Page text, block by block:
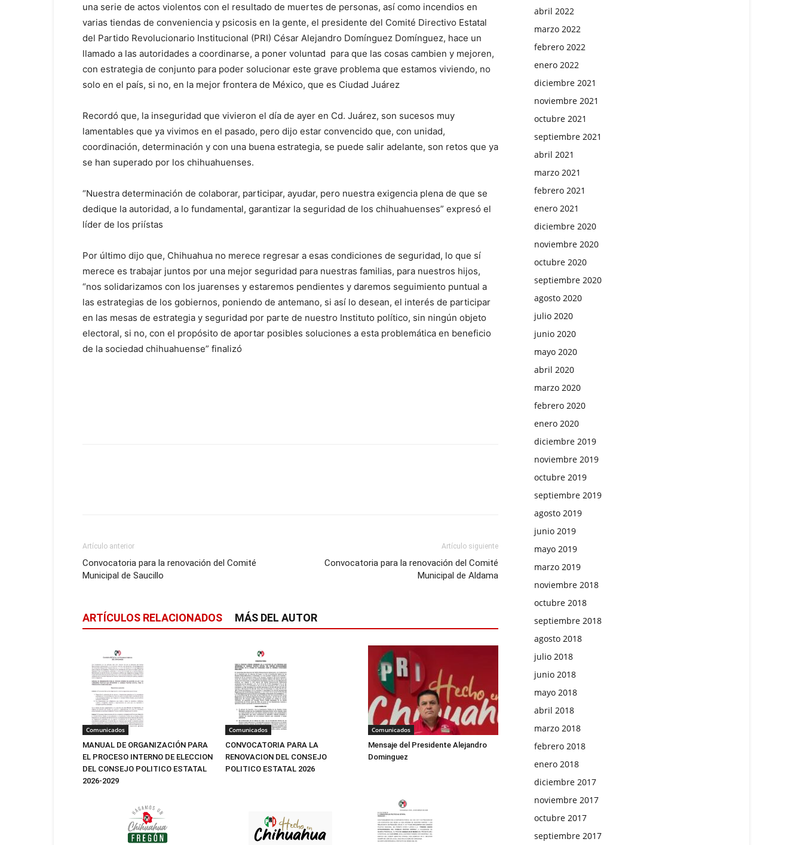
una serie de actos violentos con el resultado de muertes de personas, así como incendios en
varias tiendas de conveniencia y psicosis en la gente, el presidente del Comité Directivo Estatal
del Partido Revolucionario Institucional (PRI) César Alejandro Domínguez Domínguez, hace un
llamado a las autoridades a coordinarse, a poner voluntad para que las cosas cambien y mejoren,
con estrategia de conjunto para poder solucionar este grave problema que estamos viviendo, no
solo en el país, si no, en la mejor frontera de México, que es Ciudad Juárez
Recordó que, la inseguridad que vivieron el día de ayer en Cd. Juárez, son sucesos muy
lamentables que ya vivimos en el pasado, pero dijo estar convencido que, con unidad,
coordinación, determinación y con una buena estrategia, se puede salir adelante, son retos que ya
se han superado por los chihuahuenses.
“Nuestra determinación de colaborar, participar, ayudar, pero nuestra exigencia plena de que se
dedique la autoridad, a lo fundamental, garantizar la seguridad de los chihuahuenses” expresó el
líder de los priístas
Por último dijo que, Chihuahua no merece regresar a esas condiciones de seguridad, lo que sí
merece es trabajar juntos por una mejor seguridad para nuestras familias, para nuestros hijos,
“nos solidarizamos con los juarenses y estaremos pendientes y daremos seguimiento puntual a
las estrategias de los gobiernos, poniendo de antemano, si así lo desean, el interés de participar
en las mesas de estrategia y seguridad por parte de nuestro Instituto político, sin ningún objeto
electoral, si no, con el propósito de aportar posibles soluciones a esta problemática en beneficio
de la sociedad chihuahuense” finalizó
Artículo anterior
Convocatoria para la renovación del Comité
Municipal de Saucillo
Artículo siguiente
Convocatoria para la renovación del Comité
Municipal de Aldama
ARTÍCULOS RELACIONADOS MÁS DEL AUTOR
Comunicados
MANUAL DE ORGANIZACIÓN PARA
EL PROCESO INTERNO DE ELECCION
DEL CONSEJO POLITICO ESTATAL
2026-2029
Comunicados
CONVOCATORIA PARA LA
RENOVACION DEL CONSEJO
POLITICO ESTATAL 2026
Comunicados
Mensaje del Presidente Alejandro
Dominguez
abril 2022
marzo 2022
febrero 2022
enero 2022
diciembre 2021
noviembre 2021
octubre 2021
septiembre 2021
abril 2021
marzo 2021
febrero 2021
enero 2021
diciembre 2020
noviembre 2020
octubre 2020
septiembre 2020
agosto 2020
julio 2020
junio 2020
mayo 2020
abril 2020
marzo 2020
febrero 2020
enero 2020
diciembre 2019
noviembre 2019
octubre 2019
septiembre 2019
agosto 2019
junio 2019
mayo 2019
marzo 2019
noviembre 2018
octubre 2018
septiembre 2018
agosto 2018
julio 2018
junio 2018
mayo 2018
abril 2018
marzo 2018
febrero 2018
enero 2018
diciembre 2017
noviembre 2017
octubre 2017
septiembre 2017